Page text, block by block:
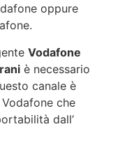
oppure
Vodafone
è necessario
canale è
che
dall’